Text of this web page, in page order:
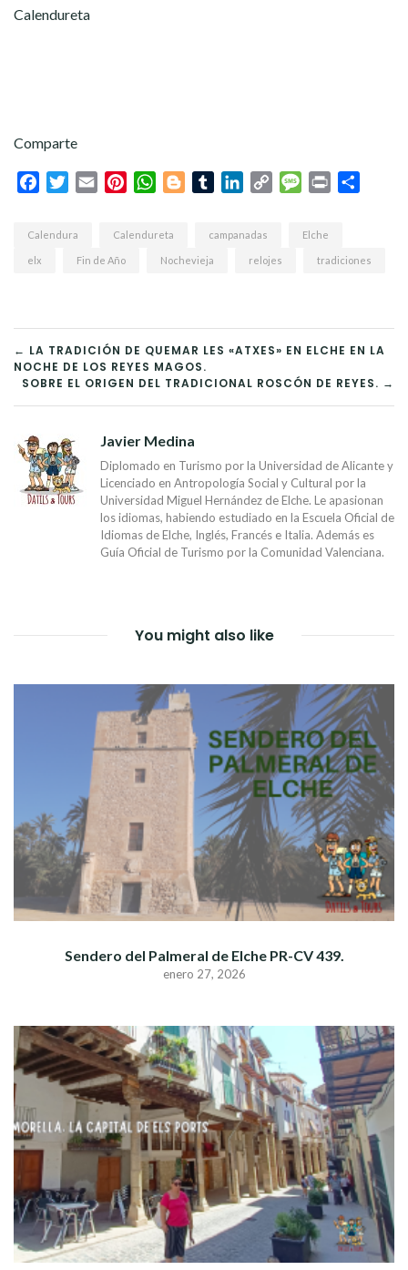
Calendureta
Comparte
FacebookTwitterEmail PinterestWhatsAppBloggerTumblrLinkedIn
Copy
Message
Print
Calendura Calendureta campanadas Elche
elx Fin de Año Nochevieja relojes tradiciones
NAVEGACIÓN
DE
ENTRADAS
← LA TRADICIÓN DE QUEMAR LES «ATXES» EN ELCHE EN LA
NOCHE DE LOS REYES MAGOS.
SOBRE EL ORIGEN DEL TRADICIONAL ROSCÓN DE REYES. →
Javier Medina
Diplomado en Turismo por la Universidad de Alicante y
Licenciado en Antropología Social y Cultural por la
Universidad Miguel Hernández de Elche. Le apasionan
los idiomas, habiendo estudiado en la Escuela Oficial de
Idiomas de Elche, Inglés, Francés e Italia. Además es
Guía Oficial de Turismo por la Comunidad Valenciana.
You might also like
Sendero del Palmeral de Elche PR-CV 439.
enero 27, 2026